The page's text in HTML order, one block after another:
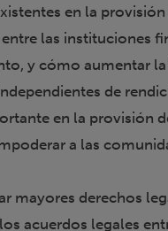
en la
las instituciones
y cómo aumentar
de
en la provisión
a las
mayores derechos
acuerdos legales